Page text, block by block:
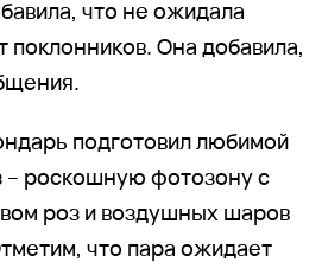
что не ожидала
поклонников. Она добавила,
подготовил любимой
– роскошную фотозону с
роз и воздушных шаров
что пара ожидает